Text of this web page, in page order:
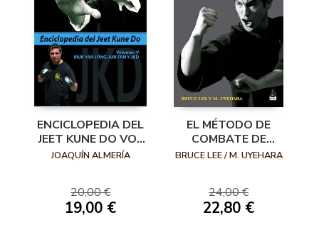
ENCICLOPEDIA DEL
JEET KUNE DO VOL
JOAQUÍN ALMERÍA
20,00 €
19,00 €
EL MÉTODO DE
COMBATE DE
BRUCE LEE
BRUCE LEE / M. UYEHARA
24,00 €
22,80 €